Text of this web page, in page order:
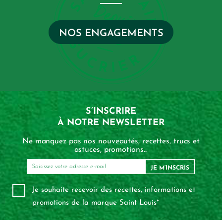
NOS ENGAGEMENTS
S’INSCRIRE
À NOTRE NEWSLETTER
Ne manquez pas nos nouveautés, recettes, trucs et
astuces, promotions...
JE M’INSCRIS
Je souhaite recevoir des recettes, informations et
promotions de la marque Saint Louis*